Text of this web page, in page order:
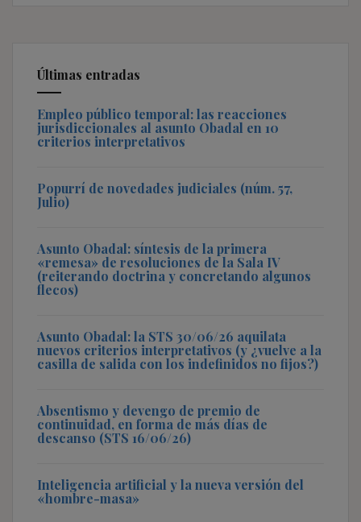
Últimas entradas
Empleo público temporal: las reacciones
jurisdiccionales al asunto Obadal en 10
criterios interpretativos
Popurrí de novedades judiciales (núm. 57,
Julio)
Asunto Obadal: síntesis de la primera
«remesa» de resoluciones de la Sala IV
(reiterando doctrina y concretando algunos
flecos)
Asunto Obadal: la STS 30/06/26 aquilata
nuevos criterios interpretativos (y ¿vuelve a la
casilla de salida con los indefinidos no fijos?)
Absentismo y devengo de premio de
continuidad, en forma de más días de
descanso (STS 16/06/26)
Inteligencia artificial y la nueva versión del
«hombre-masa»